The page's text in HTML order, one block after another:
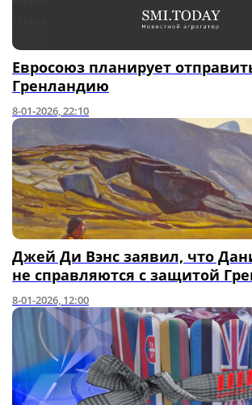
Евросоюз планирует
Гренландию
8-01-2026, 22:10
Джей Ди Вэнс заявил, что
не справляются с защитой
8-01-2026, 12:00